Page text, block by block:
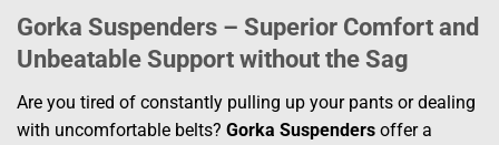
Gorka Suspenders – Superior Comfort and
Unbeatable Support without the Sag
Are you tired of constantly pulling up your pants or dealing
with uncomfortable belts? Gorka Suspenders offer a